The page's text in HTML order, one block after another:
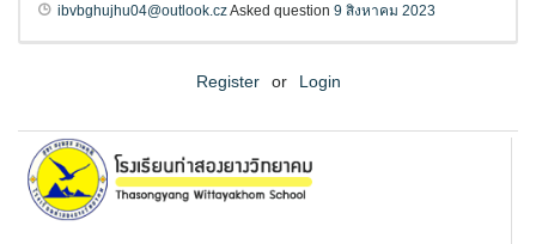
ibvbghujhu04@outlook.czAsked question 9 สิงหาคม 2023
Register or Login